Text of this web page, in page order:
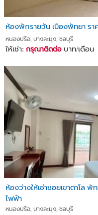
ห้องพักรายวัน เมืองพัทยา ร
หนองปรือ, บางละมุง, ชลบุรี
ให้เช่า: กรุณาติดต่อ บาท/เดือน
ห้องว่างให้เช่าซอยเขาตาโล
ไฟฟ้า
หนองปรือ, บางละมุง, ชลบุรี